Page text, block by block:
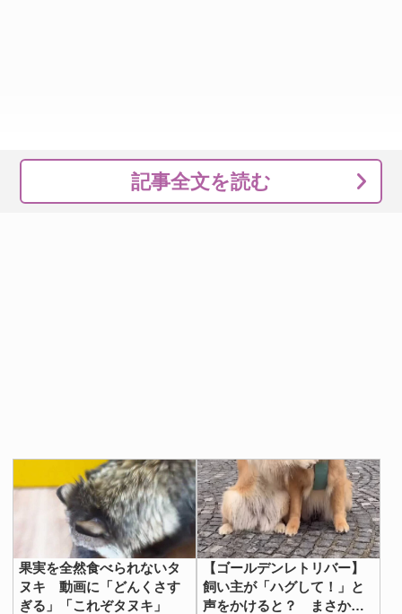
記事全文を読む
果実を全然食べられないタ
ヌキ 動画に「どんくさす
ぎる」「これぞタヌキ」
【ゴールデンレトリバー】
飼い主が「ハグして！」と
声をかけると？ まさかの